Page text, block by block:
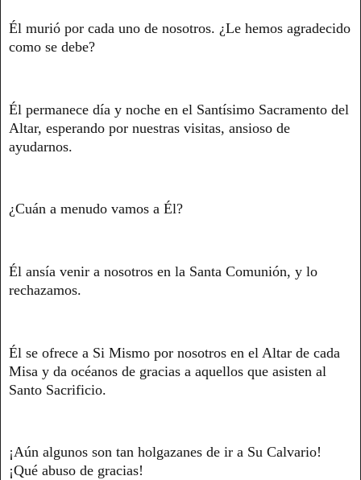
Él murió por cada uno de nosotros. ¿Le hemos agradecido
como se debe?
Él permanece día y noche en el Santísimo Sacramento del
Altar, esperando por nuestras visitas, ansioso de
ayudarnos.
¿Cuán a menudo vamos a Él?
Él ansía venir a nosotros en la Santa Comunión, y lo
rechazamos.
Él se ofrece a Si Mismo por nosotros en el Altar de cada
Misa y da océanos de gracias a aquellos que asisten al
Santo Sacrificio.
¡Aún algunos son tan holgazanes de ir a Su Calvario!
¡Qué abuso de gracias!